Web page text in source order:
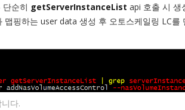
순히 getServerInstanceList api 호출 시 생
핑하는 user data 생성 후 오토스케일링 LC를
다.